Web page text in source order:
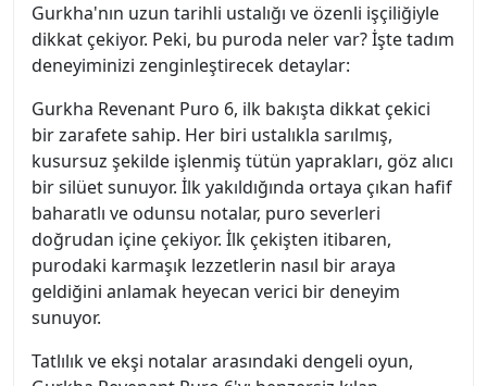
Gurkha'nın uzun tarihli ustalığı ve özenli işçiliğiyle
dikkat çekiyor. Peki, bu puroda neler var? İşte tadım
deneyiminizi zenginleştirecek detaylar:
Gurkha Revenant Puro 6, ilk bakışta dikkat çekici
bir zarafete sahip. Her biri ustalıkla sarılmış,
kusursuz şekilde işlenmiş tütün yaprakları, göz alıcı
bir silüet sunuyor. İlk yakıldığında ortaya çıkan hafif
baharatlı ve odunsu notalar, puro severleri
doğrudan içine çekiyor. İlk çekişten itibaren,
purodaki karmaşık lezzetlerin nasıl bir araya
geldiğini anlamak heyecan verici bir deneyim
sunuyor.
Tatlılık ve ekşi notalar arasındaki dengeli oyun,